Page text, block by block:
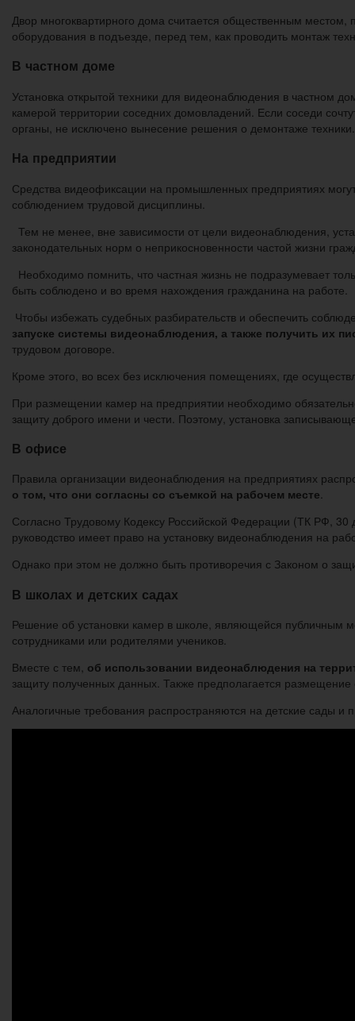
Двор многоквартирного дома считается общественным
оборудования в подъезде, перед тем, как проводить монтаж
В частном доме
Установка открытой техники для видеонаблюдения в частном
камерой территории соседних домовладений. Если соседи
органы, не исключено вынесение решения о демонтаже техники.
На предприятии
Средства видеофиксации на промышленных предприятиях
соблюдением трудовой дисциплины.
Тем не менее, вне зависимости от цели видеонаблюдения,
законодательных норм о неприкосновенности частой жизни
Необходимо помнить, что частная жизнь не подразумевает
быть соблюдено и во время нахождения гражданина на работе.
Чтобы избежать судебных разбирательств и обеспечить
запуске системы видеонаблюдения, а также получить их
трудовом договоре.
Кроме этого, во всех без исключения помещениях, где
При размещении камер на предприятии необходимо
защиту доброго имени и чести. Поэтому, установка
В офисе
Правила организации видеонаблюдения на предприятиях
о том, что они согласны со съемкой на рабочем месте.
Согласно Трудовому Кодексу Российской Федерации (ТК РФ,
руководство имеет право на установку видеонаблюдения на
Однако при этом не должно быть противоречия с Законом о
В школах и детских садах
Решение об установки камер в школе, являющейся публичным
сотрудниками или родителями учеников.
Вместе с тем, об использовании видеонаблюдения на
защиту полученных данных. Также предполагается
Аналогичные требования распространяются на детские сады